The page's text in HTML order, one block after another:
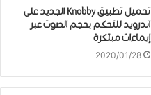
تحميل ﺗﻄﺒﻴﻖ Knobby ﺍﻟﺠﺪﻳﺪ على
اندرويد للتحكم ﺑﺤﺠﻢ الصوت ﻋﺒﺮ
ﺇﻳﻤﺎﺀﺍﺕ ﻣﺒﺘﻜﺮﺓ
2020/01/28